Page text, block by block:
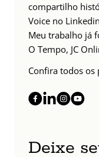
compartilho
Voice no
Meu trabalho já
O Tempo, JC
Confira todos os
Deixe